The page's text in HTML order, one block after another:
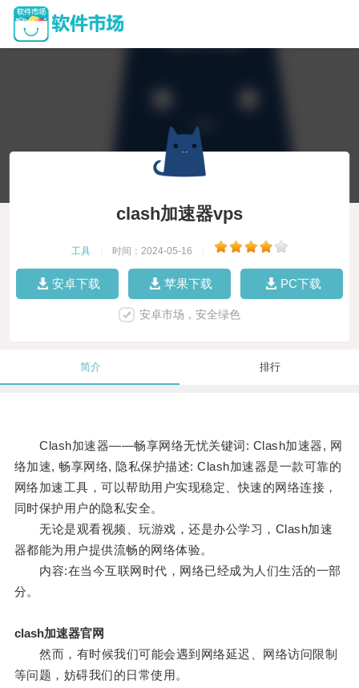
clash加速器vps
工具 时间：2024-05-16
安卓下载 苹果下载 PC下载
安卓市场，安全绿色
简介 排行
Clash加速器——畅享网络无忧关键词: Clash加速器, 网
络加速, 畅享网络, 隐私保护描述: Clash加速器是一款可靠的
网络加速工具，可以帮助用户实现稳定、快速的网络连接，
同时保护用户的隐私安全。
无论是观看视频、玩游戏，还是办公学习，Clash加速
器都能为用户提供流畅的网络体验。
内容:在当今互联网时代，网络已经成为人们生活的一部
分。
clash加速器官网
然而，有时候我们可能会遇到网络延迟、网络访问限制
等问题，妨碍我们的日常使用。